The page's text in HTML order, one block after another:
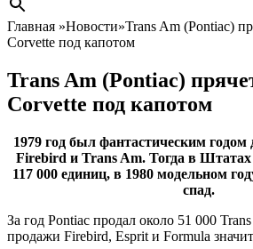
Главная »Новости»Trans Am (Pontiac)
Corvette под капотом
Trans Am (Pontiac)
Corvette под капотом
1979 год был фантастическим годом
Firebird и Trans Am. Тогда в Штатах
117 000 единиц, в 1980 модельном
спад.
За год Pontiac продал около 51 000
продажи Firebird, Esprit и Formula